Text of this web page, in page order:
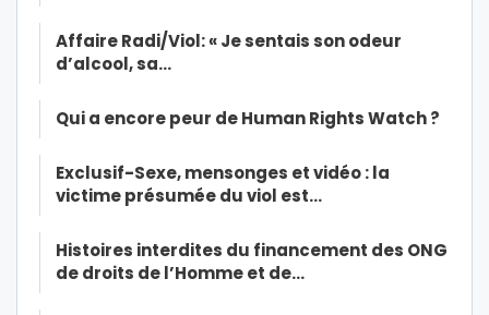
Affaire Radi/Viol: « Je sentais son odeur
d’alcool, sa…
Qui a encore peur de Human Rights Watch ?
Exclusif-Sexe, mensonges et vidéo : la
victime présumée du viol est…
Histoires interdites du financement des ONG
de droits de l’Homme et de…